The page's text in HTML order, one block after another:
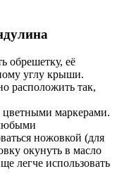
обрешетку, её
углу крыши.
расположить так,
цветными маркерами.
ножовкой (для
окунуть в масло
легче использовать